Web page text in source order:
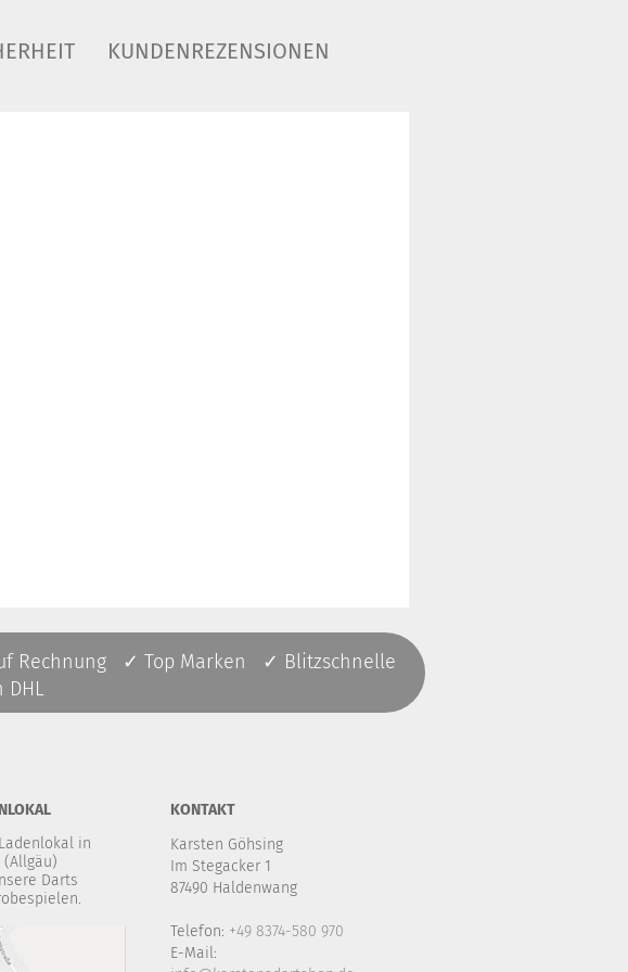
KUNDENREZENSIONEN
Rechnung ✓ Top Marken ✓ Blitzschnelle
in
(Allgäu)
Darts
KONTAKT
Karsten Göhsing
Im Stegacker 1
87490 Haldenwang
Telefon: +49 8374-580 970
E-Mail: